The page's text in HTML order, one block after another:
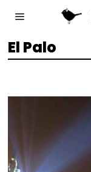
El Palo